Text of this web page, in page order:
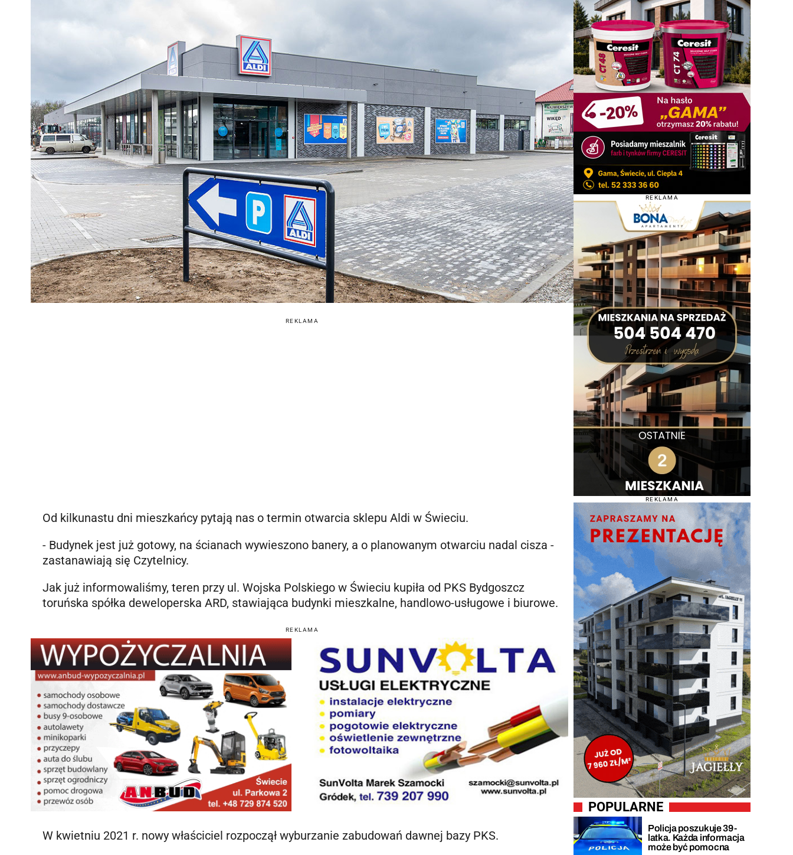
REKLAMA
Od kilkunastu dni mieszkańcy pytają nas o termin otwarcia sklepu Aldi w Świeciu.
- Budynek jest już gotowy, na ścianach wywieszono banery, a o planowanym otwarciu nadal cisza -
zastanawiają się Czytelnicy.
Jak już informowaliśmy, teren przy ul. Wojska Polskiego w Świeciu kupiła od PKS Bydgoszcz
toruńska spółka deweloperska ARD, stawiająca budynki mieszkalne, handlowo-usługowe i biurowe.
REKLAMA
W kwietniu 2021 r. nowy właściciel rozpoczął wyburzanie zabudowań dawnej bazy PKS.
REKLAMA
REKLAMA
POPULARNE
Policja poszukuje 39-
latka. Każda informacja
może być pomocna